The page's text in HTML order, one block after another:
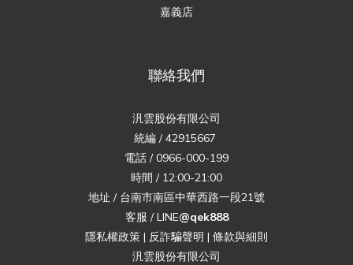
嘉義店
聯絡我們
汎雲股份有限公司
統編 / 42915667
電話 / 0966-000-199
時間 / 12:00-21:00
地址 / 台南市南區中華西路一段21號
客服 / LINE@qek888
隱私權政策 | 反詐騙聲明 | 條款與細則
汎雲股份有限公司